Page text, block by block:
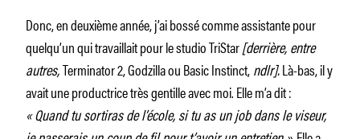
Donc, en deuxième année, j’ai bossé comme assistante pour
quelqu’un qui travaillait pour le studio TriStar[derrière, entre
autres,Terminator 2, Godzilla ou Basic Instinct,ndlr].Là-bas, il y
avait une productrice très gentille avec moi. Elle m’a dit :
« Quand tu sortiras de l’école, si tu as un job dans le viseur,